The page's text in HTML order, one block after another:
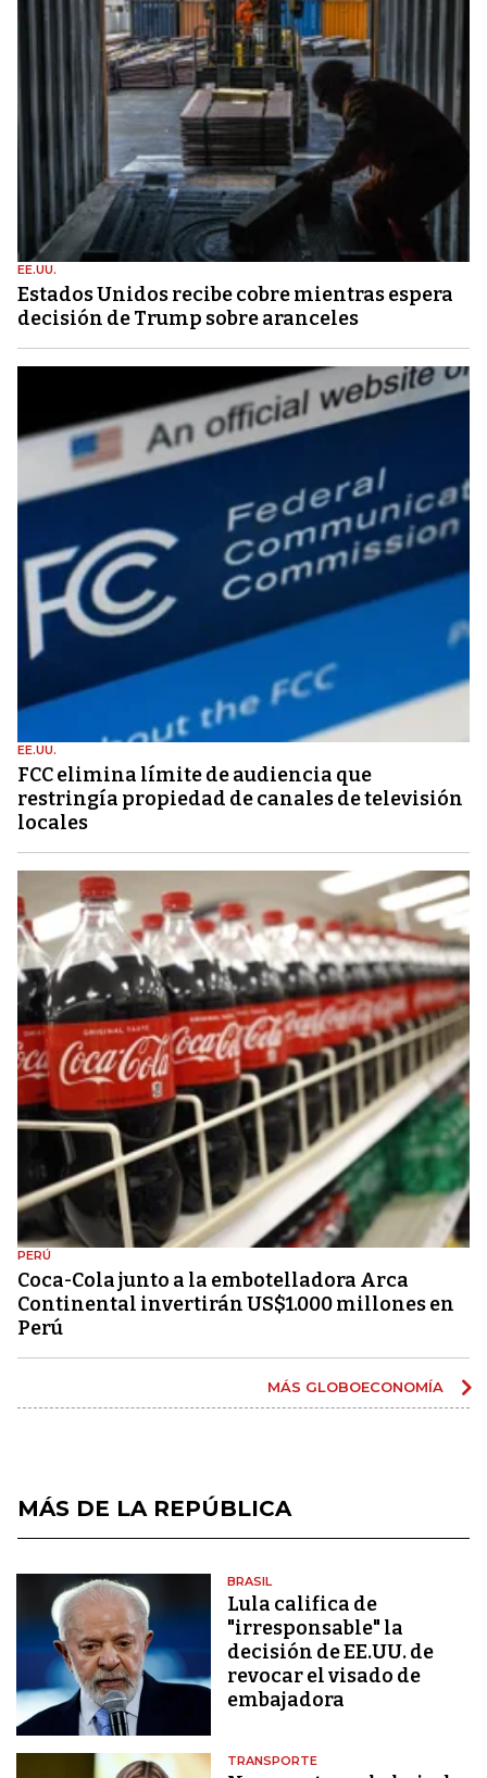
EE.UU.
Estados Unidos recibe cobre mientras espera
decisión de Trump sobre aranceles
EE.UU.
FCC elimina límite de audiencia que
restringía propiedad de canales de televisión
locales
PERÚ
Coca-Cola junto a la embotelladora Arca
Continental invertirán US$1.000 millones en
Perú
MÁS GLOBOECONOMÍA
MÁS DE LA REPÚBLICA
BRASIL
Lula califica de
"irresponsable" la
decisión de EE.UU. de
revocar el visado de
embajadora
TRANSPORTE